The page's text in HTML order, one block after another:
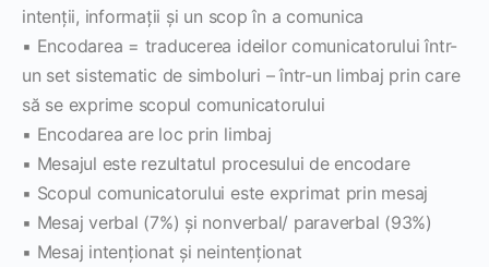
intenţii, informaţii şi un scop în a comunica
▪ Encodarea = traducerea ideilor comunicatorului într-
un set sistematic de simboluri – într-un limbaj prin care
să se exprime scopul comunicatorului
▪ Encodarea are loc prin limbaj
▪ Mesajul este rezultatul procesului de encodare
▪ Scopul comunicatorului este exprimat prin mesaj
▪ Mesaj verbal (7%) şi nonverbal/ paraverbal (93%)
▪ Mesaj intenţionat şi neintenţionat